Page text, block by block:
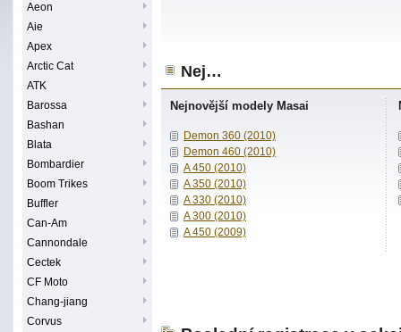
Aeon
Aie
Apex
Arctic Cat
ATK
Barossa
Bashan
Blata
Bombardier
Boom Trikes
Buffler
Can-Am
Cannondale
Cectek
CF Moto
Chang-jiang
Corvus
Nej…
Nejnovější modely Masai
Demon 360 (2010)
Demon 460 (2010)
A 450 (2010)
A 350 (2010)
A 330 (2010)
A 300 (2010)
A 450 (2009)